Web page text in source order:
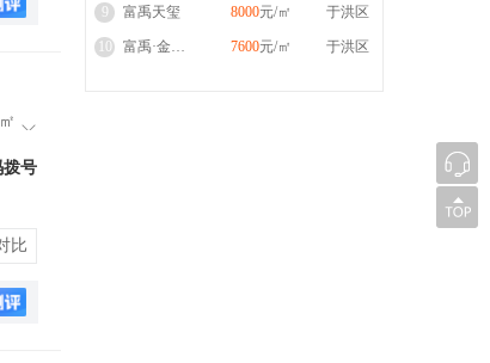
拨号
比
9 富禹天玺 8000元/㎡ 于洪区
富禹·金科繁梦里 7600元/㎡ 于洪区